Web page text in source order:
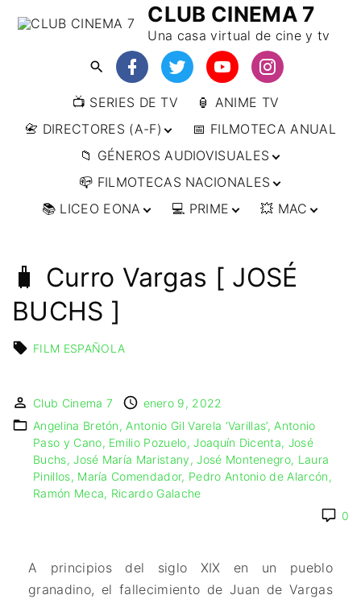
CLUB CINEMA 7
Una casa virtual de cine y tv
📺 SERIES DE TV
🏮 ANIME TV
📇 DIRECTORES (A-F)
📇 DIRECTORES (F-L)
📇 DIRECTORES (L-
W)
📅 FILMOTECA ANUAL
📁 GÉNEROS AUDIOVISUALES
🔴ANIMACIÓN
🔴ARTES MARCIALES
🔴CINE DOCUMENTAL
🔴CINE NEGRO / CRIMEN /
ESPIONAJE
🔴COMEDIA
🔴EXPERIMENTOS
🔴FANTÁSTICO
🔴MUSICAL
🔴TERROR
📪 FILMOTECAS NACIONALES
🌍 AFRICA
🇧🇷 BRASIL
🇨🇱 CHILE
🌏 ASIA
🇮🇳 INDIA
🇯🇵 JAPÓN
🌍 EUROPA
🇩🇪 ALEMANIA
🇮🇹 ITALIA
🇳🇱 PAISES BAJOS
🇬🇧 REINO UNIDO
🌏 OCEANIA
📚 LICEO EONA
🎒 TALLERES
ONLINE
🎞️ FILM DOCTOR
VIDEO
🌐 DISEÑO WEB
📧 CONTACTO
🪪 TARJETA DIGITAL
💻 PRIME
IMPRESCINDIBLES
💥 MAC
👁️ ANIME
🗨 CÓMICS
🧳 Curro Vargas [ JOSÉ
BUCHS ]
FILM ESPAÑOLA
Club Cinema 7
enero 9, 2022
Angelina Bretón
Antonio Gil Varela ‘Varillas’ Antonio
Paso y Cano Emilio Pozuelo Joaquín Dicenta José
Buchs José María Maristany José Montenegro Laura
Pinillos María Comendador Pedro Antonio de Alarcón
Ramón Meca
Ricardo Galache
0
A principios del siglo XIX en un pueblo
granadino, el fallecimiento de Juan de Vargas